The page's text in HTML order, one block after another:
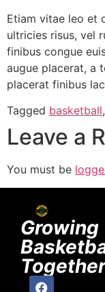
Etiam vitae leo et
ultricies risus, vel
finibus congue
augue placerat, a
placerat finibus
Tagged basketball,
Leave a
You must be
Growing
Together